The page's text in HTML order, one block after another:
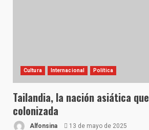
Cultura Internacional Política
Tailandia, la nación asiática
colonizada
Alfonsina 13 de mayo de 2025